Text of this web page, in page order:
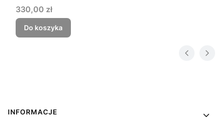
Cena
330,00 zł
Do koszyka
Linki w stopce
INFORMACJE